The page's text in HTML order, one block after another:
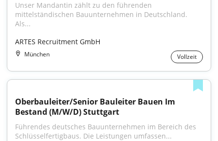
Unser Mandantin zählt zu den führenden
mittelständischen Bauunternehmen in Deutschland.
Als...
ARTES Recruitment GmbH
München Vollzeit
Oberbauleiter/Senior Bauleiter Bauen Im
Bestand (M/W/D) Stuttgart
Führendes deutsches Bauunternehmen im Bereich des
Schlüsselfertigbaus. Die Leistungen umfassen...